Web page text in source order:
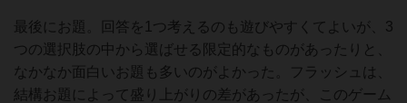
最後にお題。回答を1つ考えるのも遊びやすくてよいが、3
つの選択肢の中から選ばせる限定的なものがあったりと、
なかなか面白いお題も多いのがよかった。フラッシュは、
結構お題によって盛り上がりの差があったが、このゲーム